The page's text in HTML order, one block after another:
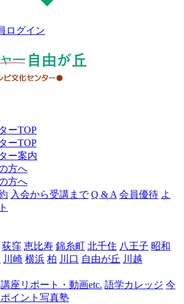
ログイン
ャ
由
丘
ーTOP
ーTOP
ー案内
方へ
方へ
入会から受講まで Q & A 会員優待 よ
荻窪 恵比寿 錦糸町 北千住 八王子 昭和
川崎 横浜 柏 川口 自由が丘 川越
講座リポート・動画etc. 語学カレッジ 今
イント写真塾